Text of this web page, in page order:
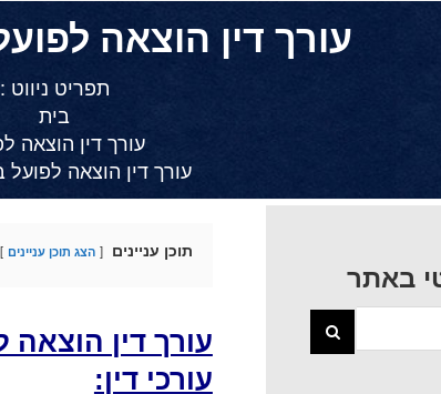
עורך דין הוצאה
תפריט ניווט :
בית
עורך דין הוצאה
עורך דין הוצאה
תוכן עניינים הצג תוכן עניינים
עורך דין
עורכי דין:
באתר